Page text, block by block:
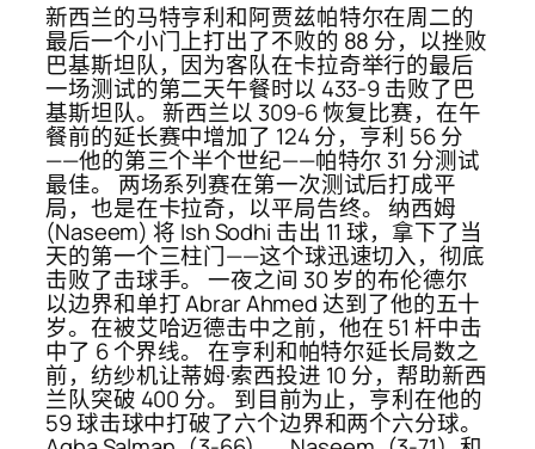
新西兰的马特亨利和阿贾兹帕特尔在周二的
最后一个小门上打出了不败的 88 分，以挫败
巴基斯坦队，因为客队在卡拉奇举行的最后
一场测试的第二天午餐时以 433-9 击败了巴
基斯坦队。 新西兰以 309-6 恢复比赛，在午
餐前的延长赛中增加了 124 分，亨利 56 分
——他的第三个半个世纪——帕特尔 31 分测试
最佳。 两场系列赛在第一次测试后打成平
局，也是在卡拉奇，以平局告终。 纳西姆
(Naseem) 将 Ish Sodhi 击出 11 球，拿下了当
天的第一个三柱门——这个球迅速切入，彻底
击败了击球手。 一夜之间 30 岁的布伦德尔
以边界和单打 Abrar Ahmed 达到了他的五十
岁。在被艾哈迈德击中之前，他在 51 杆中击
中了 6 个界线。 在亨利和帕特尔延长局数之
前，纺纱机让蒂姆·索西投进 10 分，帮助新西
兰队突破 400 分。 到目前为止，亨利在他的
59 球击球中打破了六个边界和两个六分球。